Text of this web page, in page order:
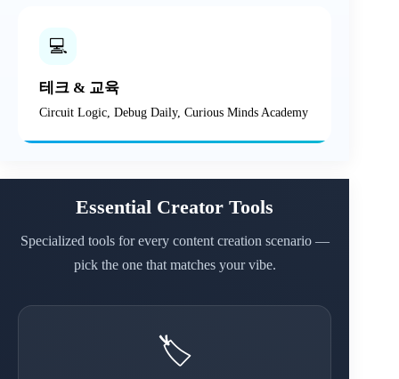
💻
테크 & 교육
Circuit Logic, Debug Daily, Curious Minds Academy
Essential Creator Tools
Specialized tools for every content creation scenario —
pick the one that matches your vibe.
🏷️